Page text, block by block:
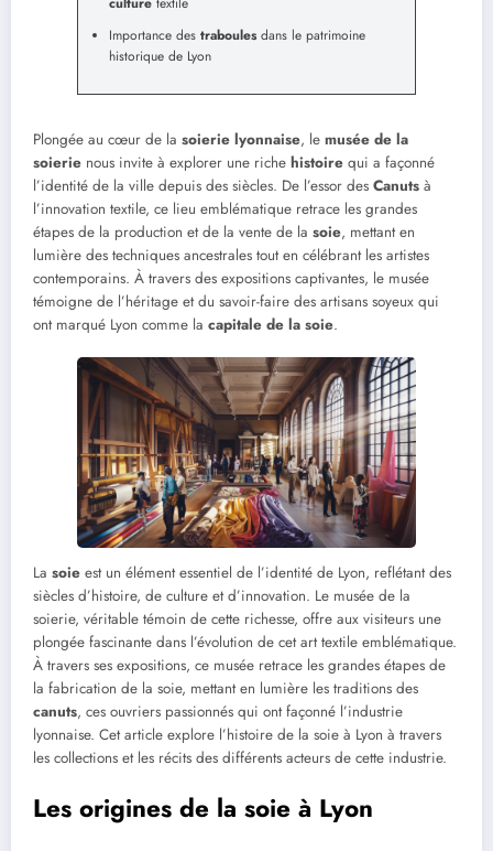
Importance des traboulesdans le patrimoine
historique de Lyon
Plongée au cœur de la soierie lyonnaise, le musée de la
soierie nous invite à explorer une riche histoire qui a façonné
l’identité de la ville depuis des siècles. De l’essor des Canuts à
l’innovation textile, ce lieu emblématique retrace les grandes
étapes de la production et de la vente de la soie, mettant en
lumière des techniques ancestrales tout en célébrant les artistes
contemporains. À travers des expositions captivantes, le musée
témoigne de l’héritage et du savoir-faire des artisans soyeux qui
ont marqué Lyon comme la capitale de la soie.
La soie est un élément essentiel de l’identité de Lyon, reflétant des
siècles d’histoire, de culture et d’innovation. Le musée de la
soierie, véritable témoin de cette richesse, offre aux visiteurs une
plongée fascinante dans l’évolution de cet art textile emblématique.
À travers ses expositions, ce musée retrace les grandes étapes de
la fabrication de la soie, mettant en lumière les traditions des
canuts, ces ouvriers passionnés qui ont façonné l’industrie
lyonnaise. Cet article explore l’histoire de la soie à Lyon à travers
les collections et les récits des différents acteurs de cette industrie.
Les origines de la soie à Lyon